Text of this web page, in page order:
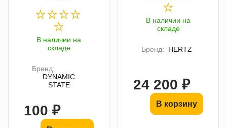
В наличии на
складе
Бренд:
DYNAMIC
STATE
100 ₽
В наличии на
складе
Бренд: HERTZ
24 200 ₽
В корзину